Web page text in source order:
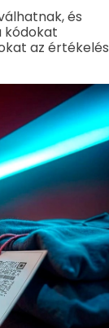
és
kódokat
az értékelés